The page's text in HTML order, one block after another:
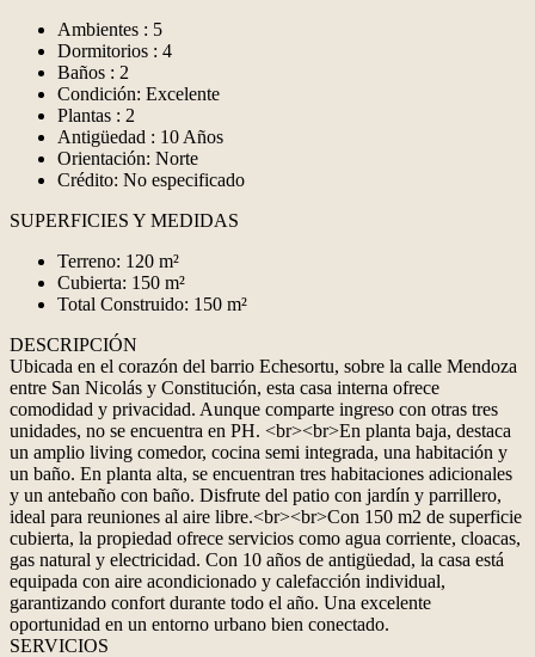
Ambientes : 5
Dormitorios : 4
Baños : 2
Condición: Excelente
Plantas : 2
Antigüedad : 10 Años
Orientación: Norte
Crédito: No especificado
SUPERFICIES Y MEDIDAS
Terreno: 120 m²
Cubierta: 150 m²
Total Construido: 150 m²
DESCRIPCIÓN
Ubicada en el corazón del barrio Echesortu, sobre la calle Mendoza
entre San Nicolás y Constitución, esta casa interna ofrece
comodidad y privacidad. Aunque comparte ingreso con otras tres
unidades, no se encuentra en PH. <br><br>En planta baja, destaca
un amplio living comedor, cocina semi integrada, una habitación y
un baño. En planta alta, se encuentran tres habitaciones adicionales
y un antebaño con baño. Disfrute del patio con jardín y parrillero,
ideal para reuniones al aire libre.<br><br>Con 150 m2 de superficie
cubierta, la propiedad ofrece servicios como agua corriente, cloacas,
gas natural y electricidad. Con 10 años de antigüedad, la casa está
equipada con aire acondicionado y calefacción individual,
garantizando confort durante todo el año. Una excelente
oportunidad en un entorno urbano bien conectado.
SERVICIOS